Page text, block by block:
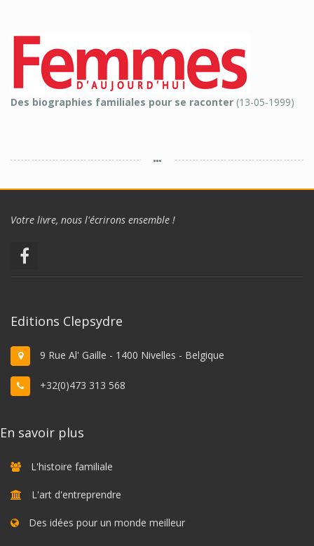
Des biographies familiales pour se raconter (13-05-1999)
Votre livre, nous l'écrirons ensemble !
Editions Clepsydre
9 Rue Al' Gaille - 1400 Nivelles - Belgique
+32(0)473 313 568
En savoir plus
L'histoire familiale
L'art d'entreprendre
Des idées pour un monde meilleur